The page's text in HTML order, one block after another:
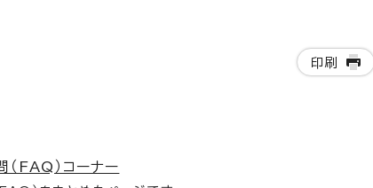
印刷
FAQ）コーナー